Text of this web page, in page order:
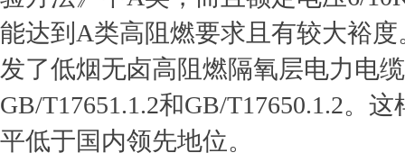
能达到A类高阻燃要求且有较大裕
发了低烟无卤高阻燃隔氧层电力电
GB/T17651.1.2和GB/T17650.1.2。
平低于国内领先地位。